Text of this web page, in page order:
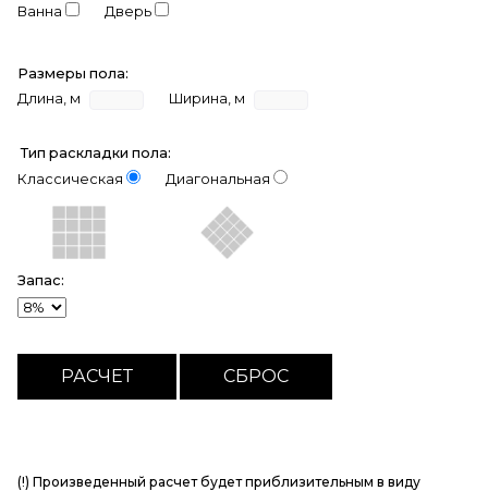
Ванна Дверь
Размеры пола:
Длина, м
Ширина, м
Тип раскладки пола:
Классическая
Диагональная
Запас:
(!) Произведенный расчет будет приблизительным в виду